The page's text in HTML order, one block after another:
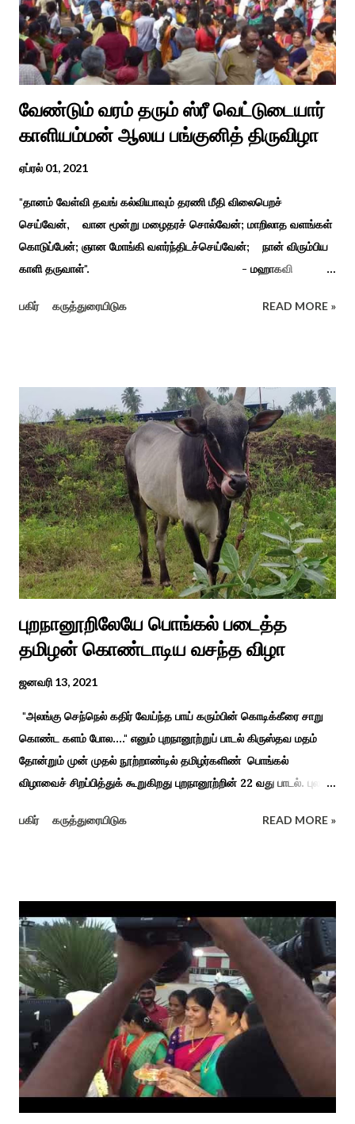
வேண்டும் வரம் தரும் ஸ்ரீ வெட்டுடையார்
காளியம்மன் ஆலய பங்குனித் திருவிழா
ஏப்ரல் 01, 2021
"தானம் வேள்வி தவங் கல்வியாவும் தரணி மீதி விலைபெறச்
செய்வேன், வான மூன்று மழைதரச் சொல்வேன்; மாறிலாத வளங்கள்
கொடுப்பேன்; ஞான மோங்கி வளர்ந்திடச்செய்வேன்; நான் விரும்பிய
காளி தருவாள்". - மஹாகவி
கொல்லங்குடி கிராம பக்தரின் கனவில் அய்யனார் தோன்றி
எடுத்த அய்யனார் என“வெட்டுடைய அய்யனார்“ நாமம் கோவில்
அமைத்து பூஜித்தனர். ஆங்கிலேய கிழக்கிந்திய ஆட்சியில் சிவகங்கை
இரண்டாம் மன்னர் முத்துவடுகநாதத் தேவர் ஆங்கிலேயரை எதிர்க்க
அவர்களால் காளையார் கோவிலில் இரண்டாம் மனைவி கௌரி
நாச்சியாருடன் கொல்லபட்டார். அவரது முதல் மனைவி
வேலுநாச்சியார...
பகிர் கருத்துரையிடுக READ MORE »
புறநானூறிலேயே பொங்கல் படைத்த
தமிழன் கொண்டாடிய வசந்த விழா
ஜனவரி 13, 2021
"அலங்கு செந்நெல் கதிர் வேய்ந்த பாய் கரும்பின் கொடிக்கீரை சாறு
கொண்ட களம் போல...." எனும் புறநானூற்றுப் பாடல் கிருஸ்தவ மதம்
தோன்றும் முன் முதல் நூற்றாண்டில் தமிழர்களிண் பொங்கல்
விழாவைச் சிறப்பித்துக் கூறுகிறது புறநானூற்றின் 22 வது பாடல். புலவர்
பொங்கல் விழாவை விவரிக்கிறார். நற்றிணை, குறுந்தொகை,
சங்க இலக்கியங்களுக்கு பின் காலகட்டத்திலும் 'புதுக்கலத்து எழுந்த
தீம்பால் பொங்கல்' என சிறப்பிக்கும் சீவக சிந்தாமணி. காலங்கள்
தோறும் தமிழர்களின் வாழ்வியல் அங்கமாக உள்ள பொங்கல் விழாவில்
தமிழர்கள் சொந்த பிள்ளைகளைப் போல கால்நடைகளை வளர்த்துப்
போற்றி உடன் விளையாடி மகிழ்வதும் இயற்கையுடன் இணைந்த
இயந்திரம் இல்லாத கால வாழ்க்கை முறையாகும். தொடர்ந்து உற்றார்
உறவுகளைக் கண்டு மகிழும் காணும் பொங்கல் இயற்கை, வாழ்வியல்
முறை, உறவுகள் சார்ந்த உயிர்ப்பான ...
பகிர் கருத்துரையிடுக READ MORE »